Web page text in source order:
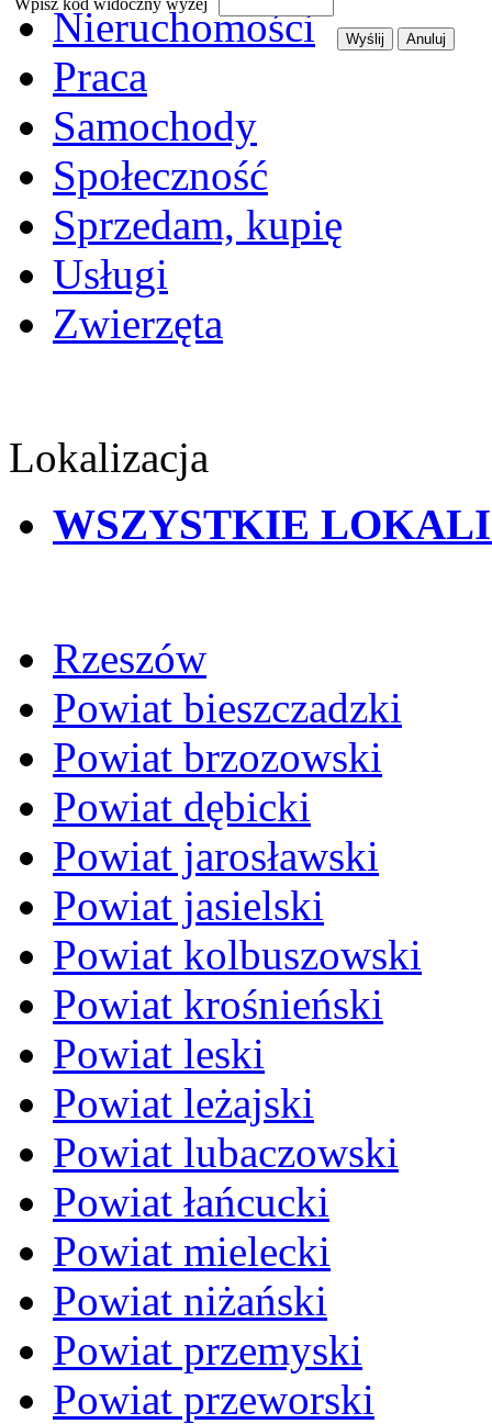
Wpisz kod widoczny wyżej
Nieruchomości
Praca
Samochody
Społeczność
Sprzedam, kupię
Usługi
Zwierzęta
Lokalizacja
WSZYSTKIE
Rzeszów
Powiat bieszczadzki
Powiat brzozowski
Powiat dębicki
Powiat jarosławski
Powiat jasielski
Powiat kolbuszowski
Powiat krośnieński
Powiat leski
Powiat leżajski
Powiat lubaczowski
Powiat łańcucki
Powiat mielecki
Powiat niżański
Powiat przemyski
Powiat przeworski